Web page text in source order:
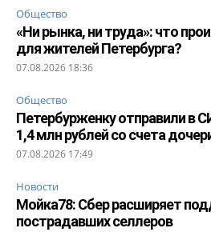
Общество
«Ни рынка, ни труда»: что
для жителей Петербурга?
07.08.2026 18:36
Общество
Петербурженку отправили в
1,4 млн рублей со счета
07.08.2026 17:49
Новости
Мойка78: Сбер расширяет
пострадавших селлеров